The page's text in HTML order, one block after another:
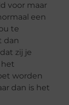
voor maar
een
te
dan
zij je
worden
dan is het